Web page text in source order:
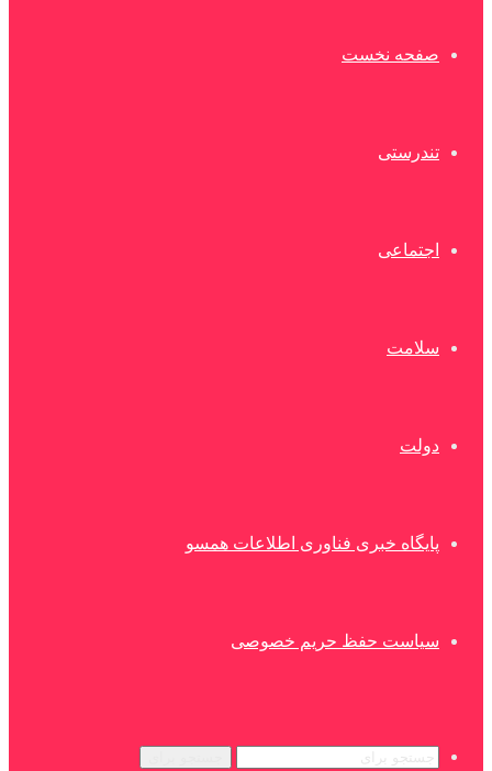
صفحه نخست
تندرستی
اجتماعی
سلامت
دولت
پایگاه خبری فناوری اطلاعات همسو
سیاست حفظ حریم خصوصی